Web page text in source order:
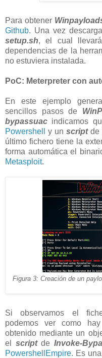
Para obtener
Github. Una vez
setup.sh, el cual
dependencias de la
no estuviera instalada.
PoC: Meterpreter con
En este ejemplo
sencillos pasos de
bypassuac indicamos
Powershell
y un scriptde
último fichero tiene la
forma automática el
Metasploit.
Figura 3: Creación de un
Si observamos el
podemos ver como
obtenido mediante un
el scriptdeInvoke-
PowershellEmpire. Es